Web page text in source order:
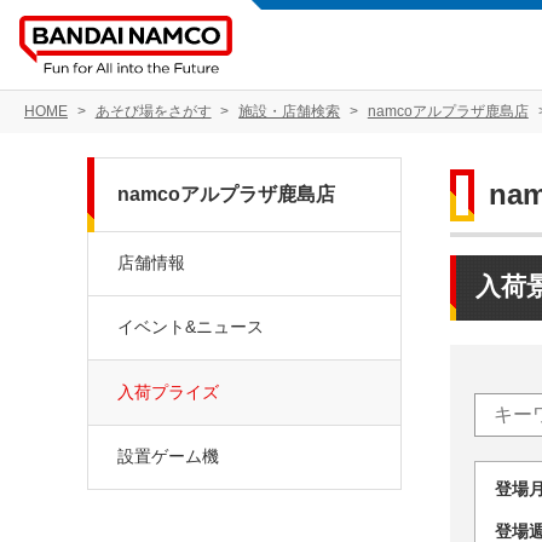
HOME あそび場をさがす 施設・店舗検索 namcoアルプラザ鹿島店
入荷
登
登
namcoアルプラザ鹿島店
店舗情報
イベント&ニュース
入荷プライズ
設置ゲーム機